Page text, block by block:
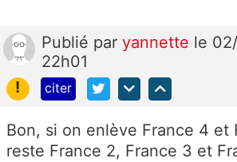
Publié par yannette le
22h01
!
citer
Bon, si on enlève France 4 et
reste France 2, France 3 et